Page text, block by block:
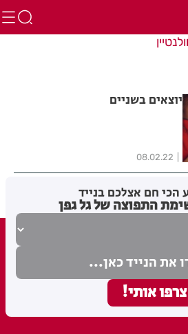
וולנטיין
יוצאים בשניים
08.02.22
הכי חם אצלכם בנייד
התפוצה של גל גפן